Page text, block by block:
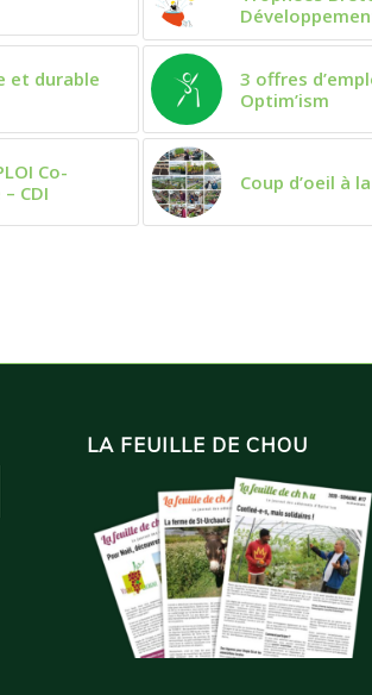
et durable
3 offres
Optim’ism
Co-
CDI
Coup d’oeil à
LA FEUILLE DE CHOU